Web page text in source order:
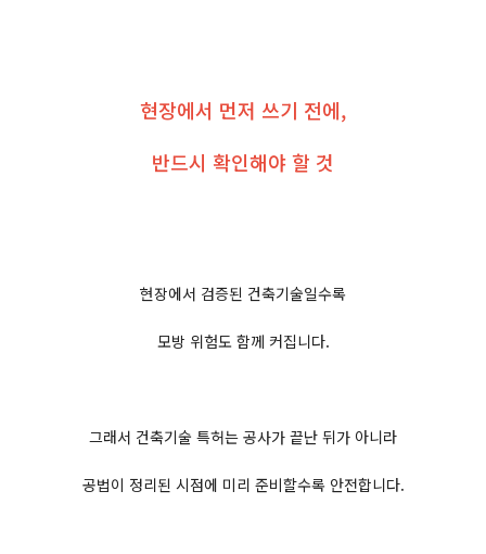
현장에서 먼저 쓰기 전에,
반드시 확인해야 할 것
현장에서 검증된 건축기술일수록
모방 위험도 함께 커집니다.
그래서 건축기술 특허는 공사가 끝난 뒤가 아니라
공법이 정리된 시점에 미리 준비할수록 안전합니다.